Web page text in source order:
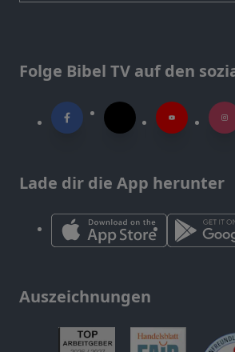
Folge Bibel TV auf den
Lade dir die App herunter
Auszeichnungen